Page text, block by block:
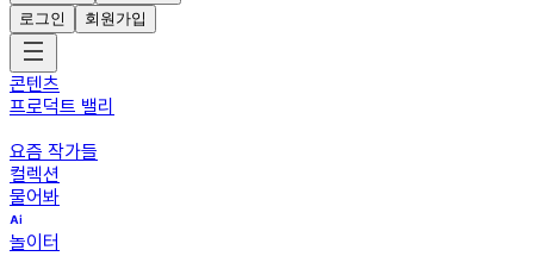
로그인
회원가입
콘텐츠
프로덕트 밸리
요즘 작가들
컬렉션
물어봐
놀이터